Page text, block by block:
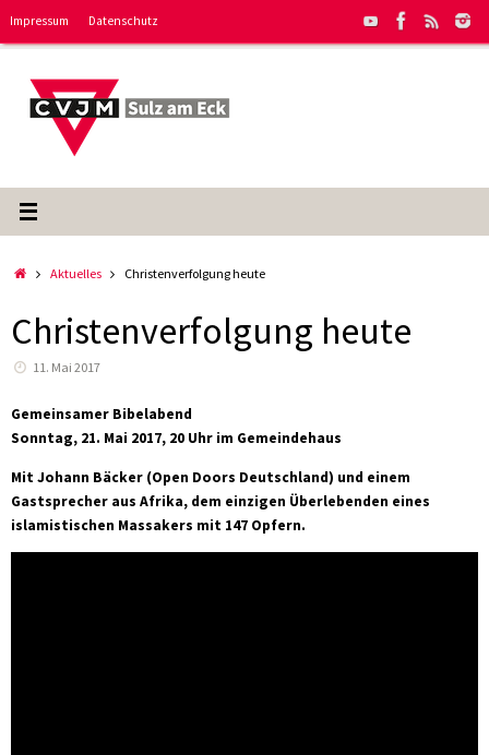
Impressum Datenschutz
StartAktuelles Christenverfolgung heute
Christenverfolgung heute
11. Mai 2017
Gemeinsamer Bibelabend
Sonntag, 21. Mai 2017, 20 Uhr im Gemeindehaus
Mit Johann Bäcker (Open Doors Deutschland) und einem
Gastsprecher aus Afrika, dem einzigen Überlebenden eines
islamistischen Massakers mit 147 Opfern.